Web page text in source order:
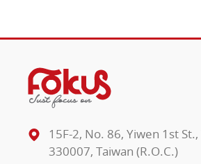
15F-2, No. 86, Yiwen 1st
330007, Taiwan (R.O.C.)